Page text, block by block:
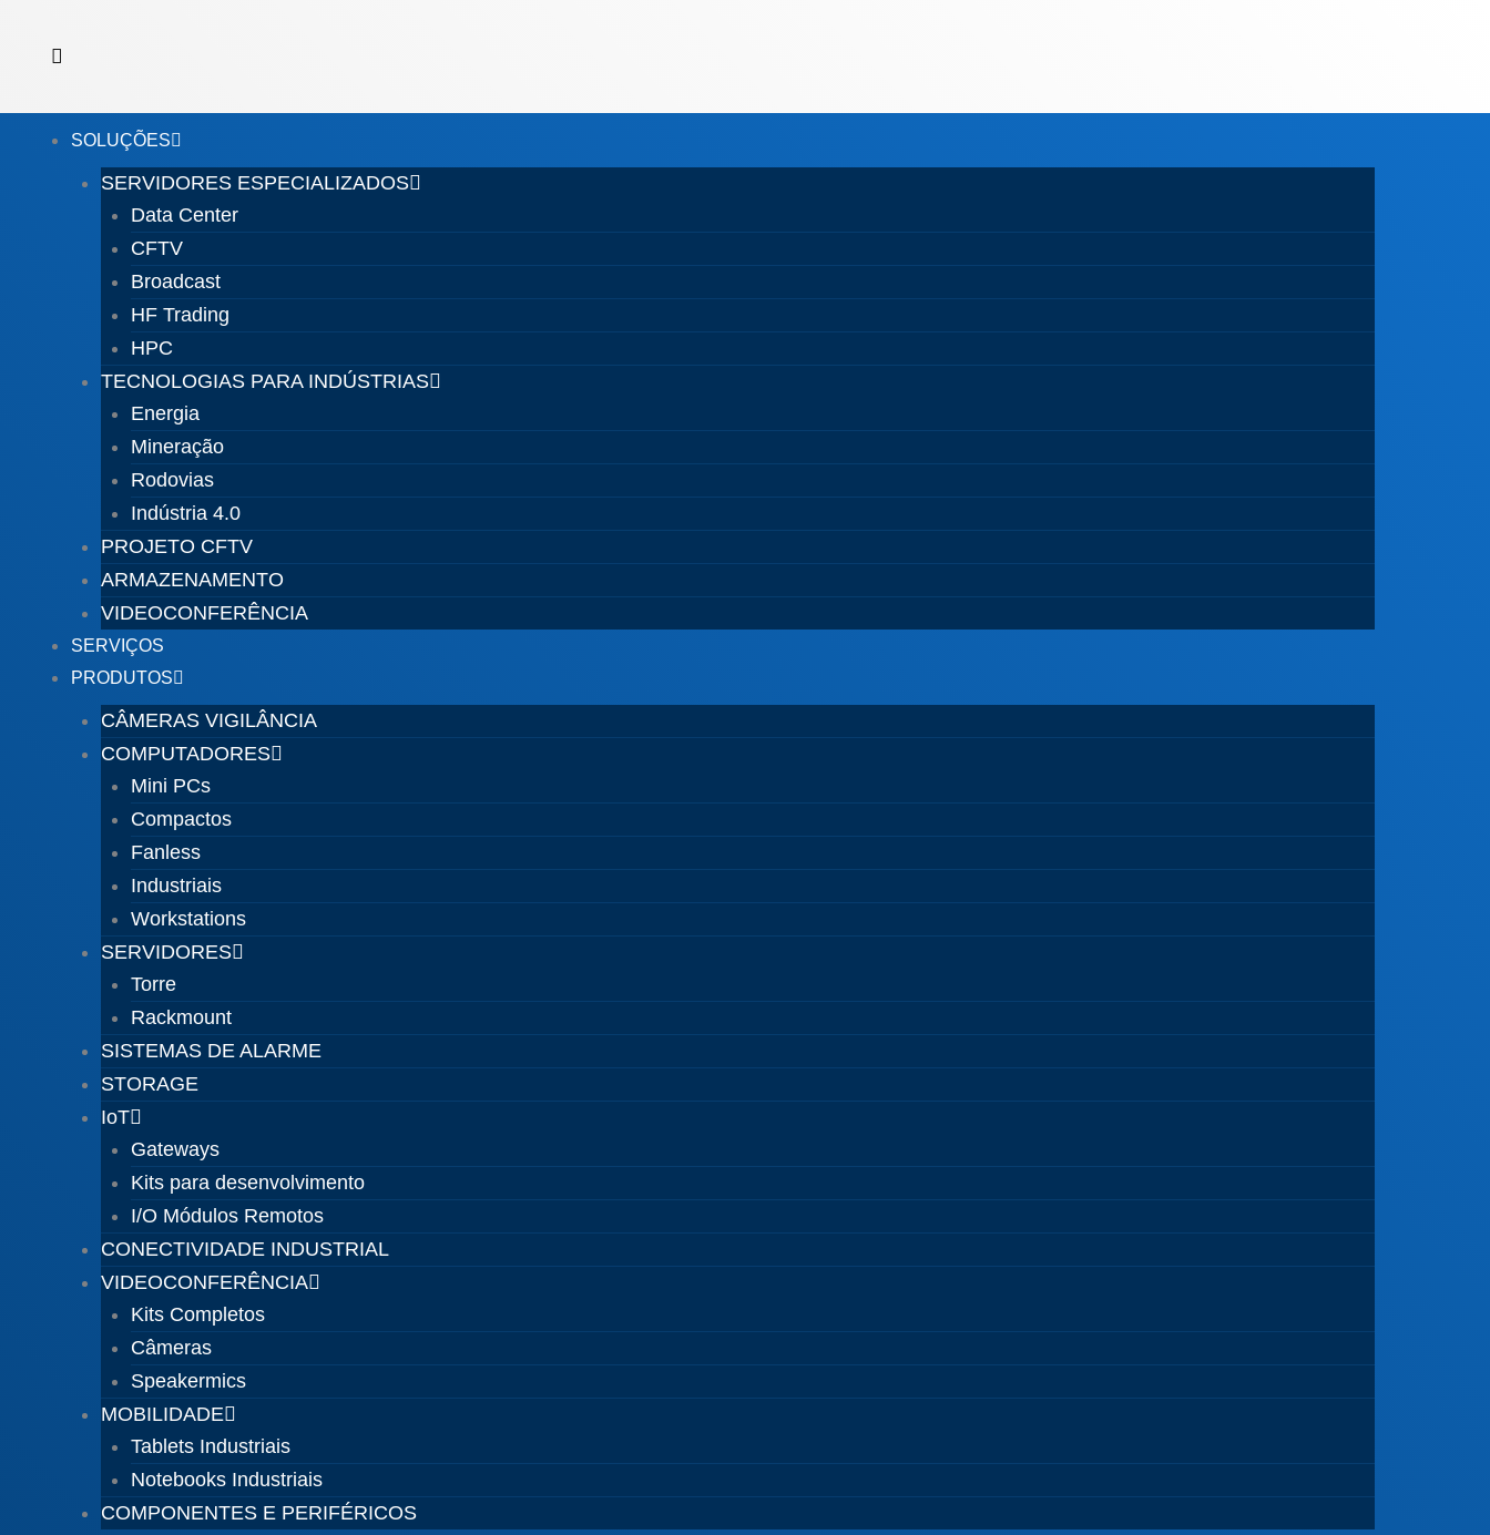
conteúdo
SOLUÇÕES
SERVIDORES ESPECIALIZADOS
Data Center
CFTV
Broadcast
HF Trading
HPC
TECNOLOGIAS PARA INDÚSTRIAS
Energia
Mineração
Rodovias
Indústria 4.0
PROJETO CFTV
ARMAZENAMENTO
VIDEOCONFERÊNCIA
SERVIÇOS
PRODUTOS
CÂMERAS VIGILÂNCIA
COMPUTADORES
Mini PCs
Compactos
Fanless
Industriais
Workstations
SERVIDORES
Torre
Rackmount
SISTEMAS DE ALARME
STORAGE
IoT
Gateways
Kits para desenvolvimento
I/O Módulos Remotos
CONECTIVIDADE INDUSTRIAL
VIDEOCONFERÊNCIA
Kits Completos
Câmeras
Speakermics
MOBILIDADE
Tablets Industriais
Notebooks Industriais
COMPONENTES E PERIFÉRICOS